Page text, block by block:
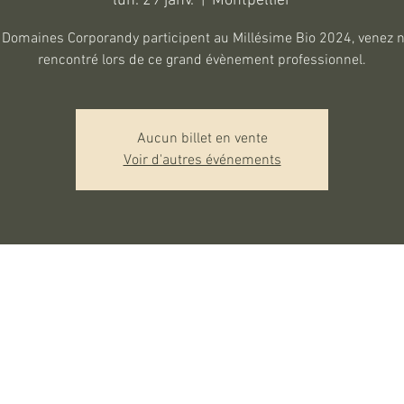
Corporandy participent au Millésime Bio 2024, venez
rencontré lors de ce grand évènement professionnel.
Aucun billet en vente
Voir d'autres événements